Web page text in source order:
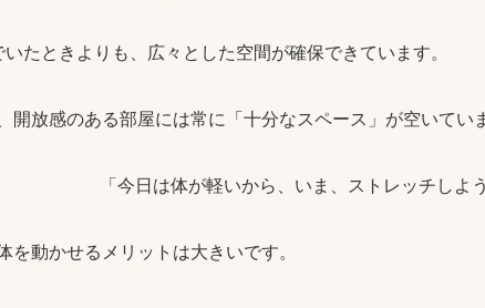
たときよりも、広々とした空間が確保できています。
開放感のある部屋には常に「十分なスペース」が空いてい
「今日は体が軽いから、いま、ストレッチしよう
を動かせるメリットは大きいです。